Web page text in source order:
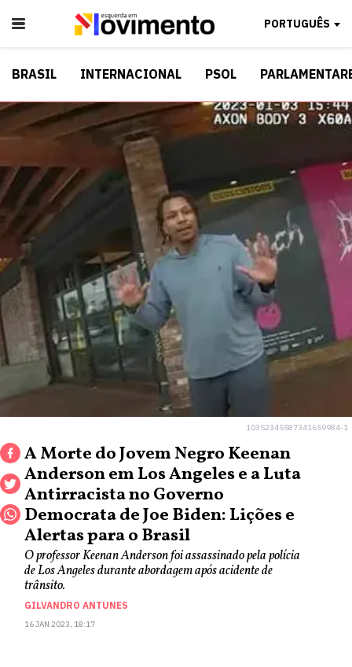
PORTUGUÊS
BRASIL INTERNACIONAL PSOL
10352345587341659984-1
A Morte do Jovem Negro Keenan
Anderson em Los Angeles e a Luta
Antirracista no Governo
Democrata de Joe Biden: Lições e
Alertas para o Brasil
O professor Keenan Anderson foi assassinado pela polícia
de Los Angeles durante abordagem após acidente de
trânsito.
GILVANDRO ANTUNES
16 JAN 2023, 18:17